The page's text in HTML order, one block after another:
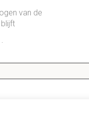
van de
hoofdstuk 2